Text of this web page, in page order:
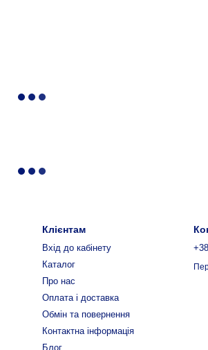
Клієнтам
Вхід до кабінету
Каталог
Про нас
Оплата і доставка
Обмін та повернення
Контактна інформація
Блог